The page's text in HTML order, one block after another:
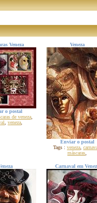
Veneza
o postal
de veneza,
veneza
Veneza
Enviar o postal
Tags : veneza
máscaras
Carnaval em